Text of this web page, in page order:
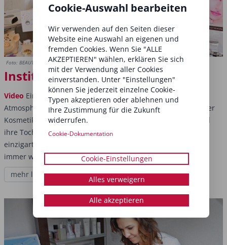
Foto: BEAUTY FORUM
Institut im Fokus: Viva la Diva
Video Ein professionelles Auftreten und eine familiäre
Atmosphäre müssen keine Gegensätze sein. Im Frankenthaler
Kosmetikinstitut Viva la diva verbinden Jana Rozborilová und
ihre Tochter Jana Lackner die beiden Aspekte zu einer
einzigartigen Einstellung, mit der sie ihre Kunden seit 2010
immer wieder aufs Neue begeistern.
mehr lesen
Cookie-Auswahl bearbeiten
Wir verwenden auf den Seiten dieser
Website eine Auswahl an eigenen und
fremden Cookies. Wenn Sie "ALLE
AKZEPTIEREN" wählen, erklären Sie sich
mit der Verwendung aller Cookies
einverstanden. Unter "Einstellungen"
können Sie jederzeit einzelne Cookie-
Typen akzeptieren oder ablehnen und
Ihre Zustimmung für die Zukunft
widerrufen.
Cookie-Dokumentation
Cookie-Einstellungen
Alles verweigern
Alle akzeptieren